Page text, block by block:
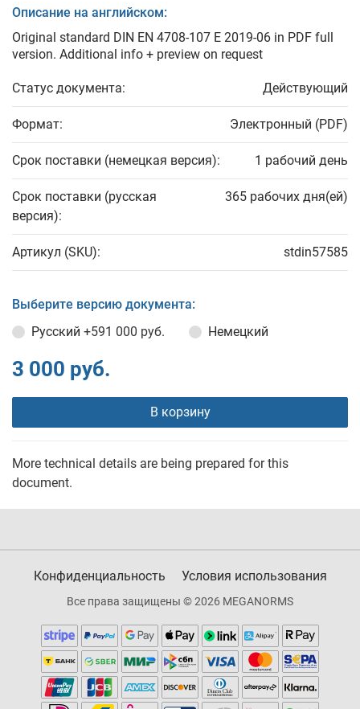
Описание на английском:
Original standard DIN EN 4708-107 E 2019-06 in PDF full
version. Additional info + preview on request
Статус документа: Действующий
Формат: Электронный (PDF)
Срок поставки (немецкая версия): 1 рабочий день
Срок поставки (русская
версия):
365 рабочих дня(ей)
Артикул (SKU): stdin57585
Выберите версию документа:
Русский +591 000 руб. Немецкий
3 000 руб.
В корзину
More technical details are being prepared for this
document.
Конфиденциальность Условия использования
Все права защищены © 2026 MEGANORMS